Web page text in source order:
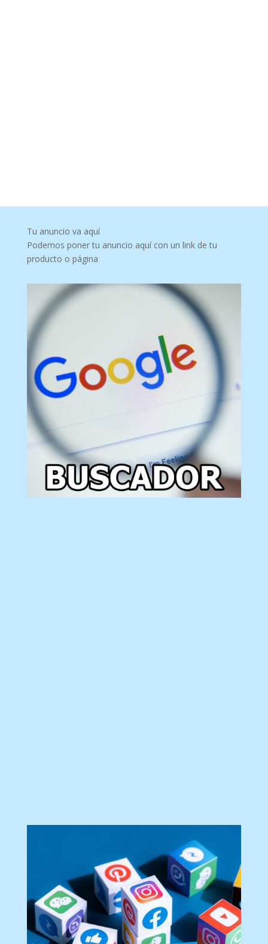
Tu anuncio va aquí
Podemos poner tu anuncio aquí con un link de tu
producto o página